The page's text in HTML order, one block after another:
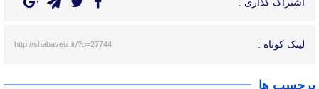
اشتراک گذاری :
لینک کوتاه : http://shabaveiz.ir/?p=27744
برچسب ها